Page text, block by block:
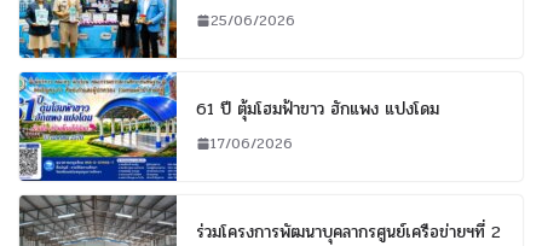
25/06/2026
61 ปี ตุ้มโฮมฟ้าขาว ฮักแพง แปงโดม
17/06/2026
ร่วมโครงการพัฒนาบุคลากรศูนย์เครือข่ายฯที่ 2